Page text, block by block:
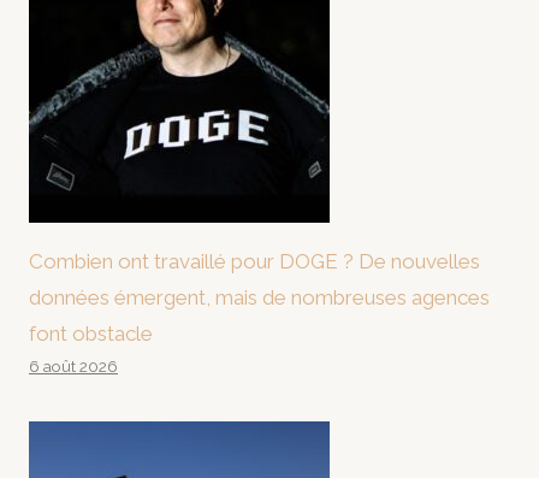
Combien ont travaillé pour DOGE ? De nouvelles
données émergent, mais de nombreuses agences
font obstacle
6 août 2026